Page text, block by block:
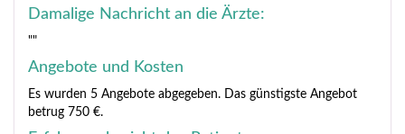
Damalige Nachricht an die Ärzte:
""
Angebote und Kosten
Es wurden 5 Angebote abgegeben. Das günstigste Angebot
betrug 750 €.